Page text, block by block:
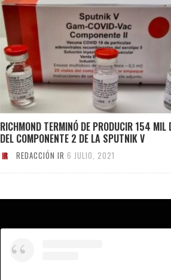
RICHMOND TERMINÓ DE PRODUCIR 154 MIL
DEL COMPONENTE 2 DE LA SPUTNIK V
REDACCIÓN IR 6 JULIO, 2021